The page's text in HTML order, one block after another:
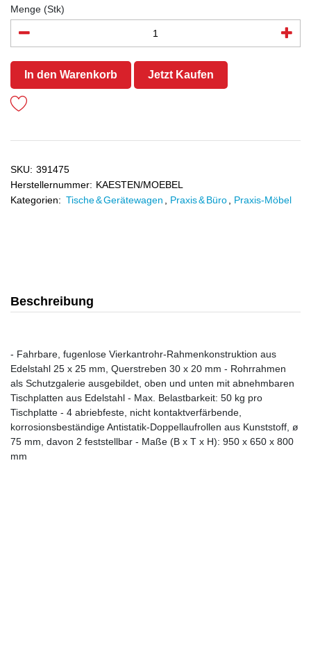
Menge (Stk)
In den Warenkorb Jetzt Kaufen
SKU: 391475
Herstellernummer: KAESTEN/MOEBEL
Kategorien: Tische & Gerätewagen Praxis & Büro Praxis-Möbel
Beschreibung
- Fahrbare, fugenlose Vierkantrohr-Rahmenkonstruktion aus
Edelstahl 25 x 25 mm, Querstreben 30 x 20 mm - Rohrrahmen
als Schutzgalerie ausgebildet, oben und unten mit abnehmbaren
Tischplatten aus Edelstahl - Max. Belastbarkeit: 50 kg pro
Tischplatte - 4 abriebfeste, nicht kontaktverfärbende,
korrosionsbeständige Antistatik-Doppellaufrollen aus Kunststoff, ø
75 mm, davon 2 feststellbar - Maße (B x T x H): 950 x 650 x 800
mm